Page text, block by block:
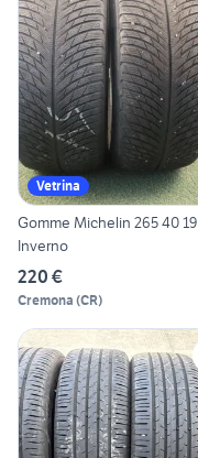
Vetrina
Gomme Michelin 265 40 19
Inverno
220 €
Cremona (CR)